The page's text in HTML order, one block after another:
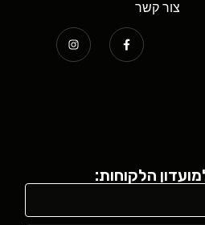
צור קשר
הלקוחות: